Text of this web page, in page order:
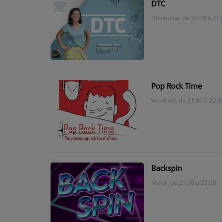
DTC
Dimanche, de 20:30 à
Pop Rock Time
Vendredi, de 21:00 à
Backspin
Mardi, de 21:00 à 23:00